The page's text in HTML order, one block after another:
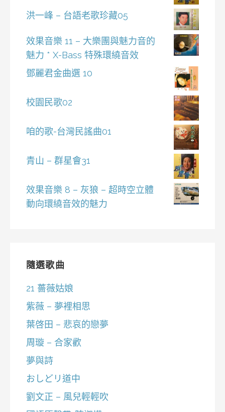
洪一峰 – 台語老歌珍藏05
效果音樂 11 – 大樂團與魅力音的
魅力 * X-Bass 特殊環繞音效
鄧麗君金曲選 10
校園民歌02
咱的歌-台灣民謠曲01
青山 – 群星會31
效果音樂 8 – 灰狼 – 超時空立體
動向環繞音效的魅力
隨選歌曲
21 薔薇姑娘
紫薇 – 夢裡相思
葉啓田 – 悲哀的戀夢
周璇 – 合家歡
夢與詩
おしどリ道中
劉文正 – 風兒輕輕吹